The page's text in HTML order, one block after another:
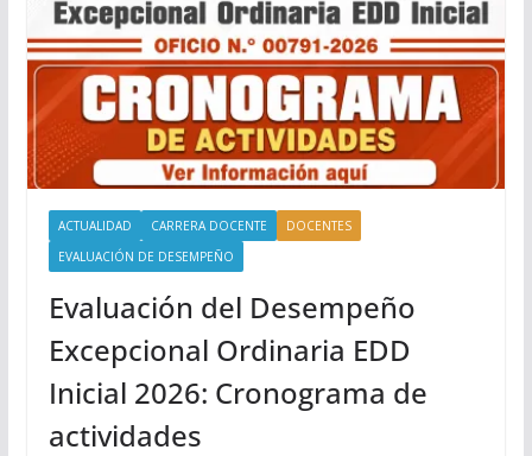
ACTUALIDAD CARRERA DOCENTE
DOCENTES
EVALUACIÓN DE DESEMPEÑO
Evaluación del Desempeño
Excepcional Ordinaria EDD
Inicial 2026: Cronograma de
actividades